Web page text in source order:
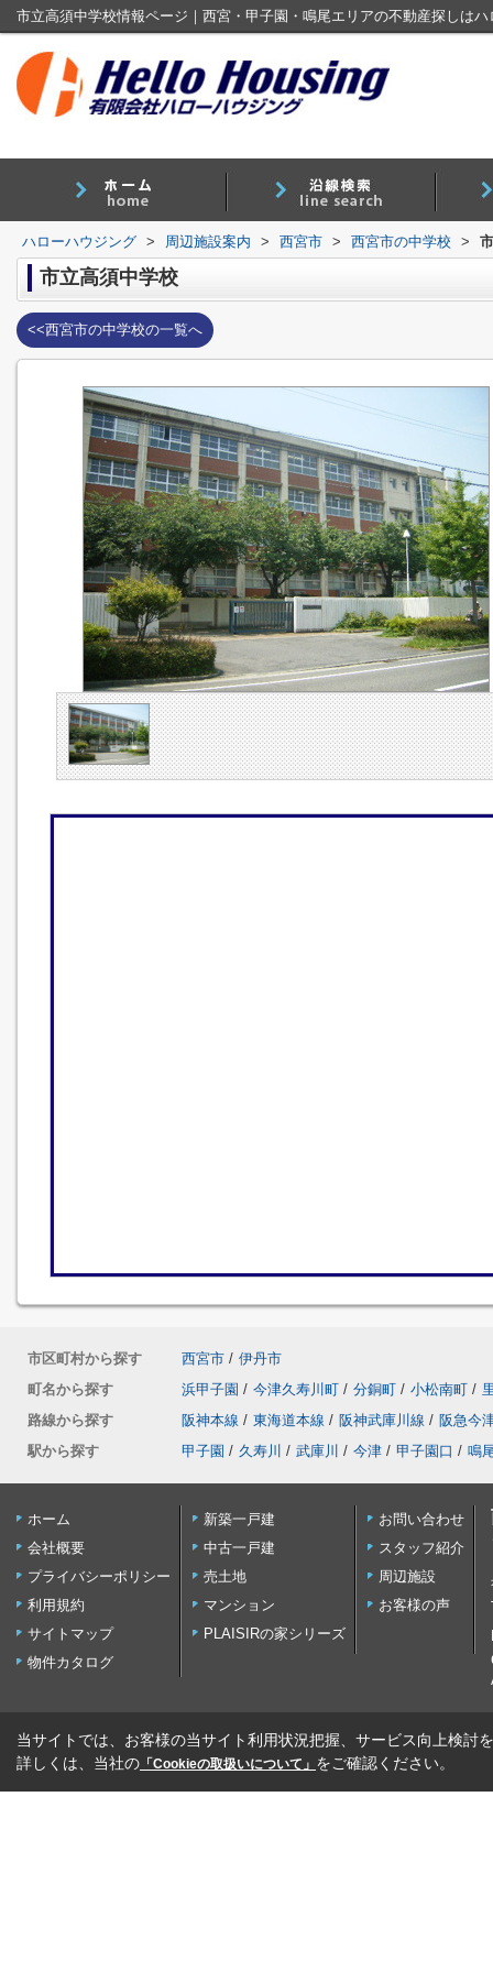
市立高須中学校情報ページ｜西宮・甲子園・鳴尾エリアの不動産探しは
ハローハウジング > 周辺施設案内 > 西宮市 > 西宮市の中学校 >
市立高須中学校
<<西宮市の中学校の一覧へ
市区町村から探す 西宮市 / 伊丹市
町名から探す
浜甲子園 / 今津久寿川町 / 分銅町 / 小松南町 /
路線から探す
阪神本線 / 東海道本線 / 阪神武庫川線 / 阪急今
駅から探す
甲子園 / 久寿川 / 武庫川 / 今津 / 甲子園口 / 鳴
ホーム
会社概要
プライバシーポリシー
利用規約
サイトマップ
物件カタログ
新築一戸建
中古一戸建
売土地
マンション
PLAISIRの家シリーズ
お問い合わせ
スタッフ紹介
周辺施設
お客様の声
当サイトでは、お客様の当サイト利用状況把握、サービス向上検討
詳しくは、当社の 「Cookieの取扱いについて」 をご確認ください。